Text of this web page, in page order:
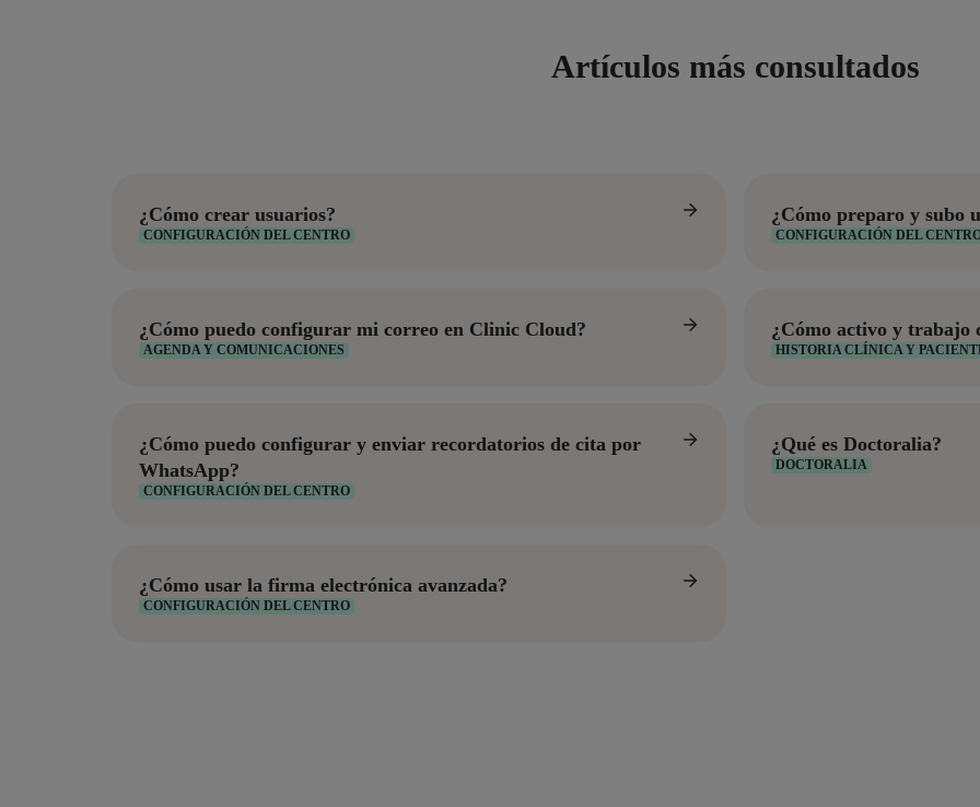
Artículos más consultados
¿Cómo crear usuarios?
CONFIGURACIÓN DEL CENTRO
¿Cómo preparo y subo
CONFIGURACIÓN DEL
¿Cómo puedo configurar mi correo en Clinic Cloud?
AGENDA Y COMUNICACIONES
¿Cómo activo y trabajo
HISTORIA CLÍNICA Y
¿Cómo puedo configurar y enviar recordatorios de cita por
WhatsApp?
CONFIGURACIÓN DEL CENTRO
¿Qué es Doctoralia?
DOCTORALIA
¿Cómo usar la firma electrónica avanzada?
CONFIGURACIÓN DEL CENTRO